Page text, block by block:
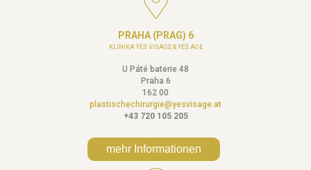
PRAHA (PRAG) 6
KLINIKA YES VISAGE & YES AGE
U Páté baterie 48
Praha 6
162 00
plastischechirurgie@yesvisage.at
+43 720 105 205
mehr Informationen